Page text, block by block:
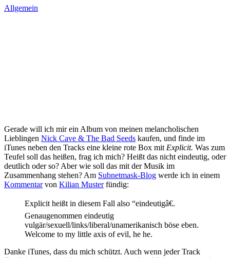
Allgemein
Gerade will ich mir ein Album von meinen melancholischen
Lieblingen Nick Cave & The Bad Seeds kaufen, und finde im
iTunes neben den Tracks eine kleine rote Box mit Explicit. Was zum
Teufel soll das heißen, frag ich mich? Heißt das nicht eindeutig, oder
deutlich oder so? Aber wie soll das mit der Musik im
Zusammenhang stehen? Am Subnetmask-Blog werde ich in einem
Kommentarvon Kilian Musterfündig:
Explicit heißt in diesem Fall also “eindeutigâ€.
Genaugenommen eindeutig
vulgär/sexuell/links/liberal/unamerikanisch böse eben.
Welcome to my little axis of evil, he he.
Danke iTunes, dass du mich schützt. Auch wenn jeder Track